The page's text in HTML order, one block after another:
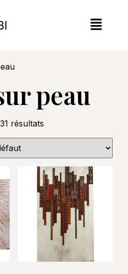
peau
résultats